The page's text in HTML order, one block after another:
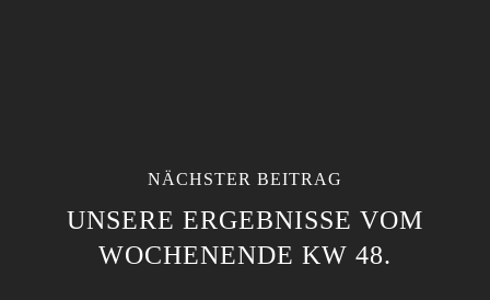
NÄCHSTER BEITRAG
UNSERE ERGEBNISSE VOM
WOCHENENDE KW 48.